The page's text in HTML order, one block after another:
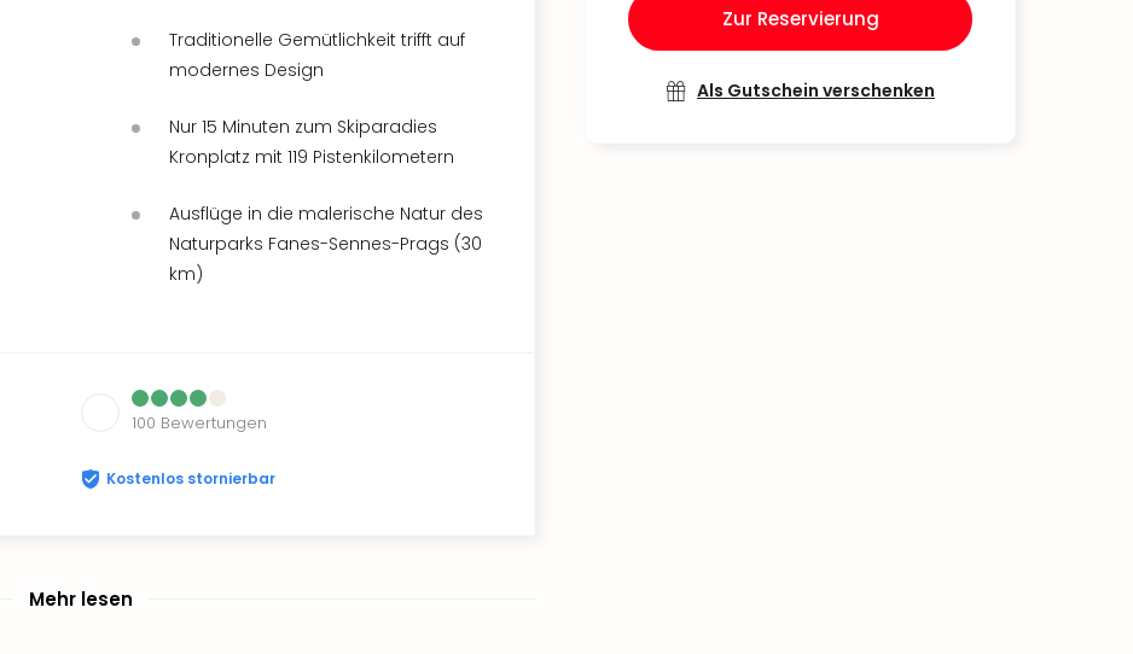
Zur Reservierung
Als Gutschein verschenken
Traditionelle Gemütlichkeit trifft auf
modernes Design
Nur 15 Minuten zum Skiparadies
Kronplatz mit 119 Pistenkilometern
Ausflüge in die malerische Natur des
Naturparks Fanes-Sennes-Prags (30
km)
100 Bewertungen
Kostenlos stornierbar
Mehr lesen